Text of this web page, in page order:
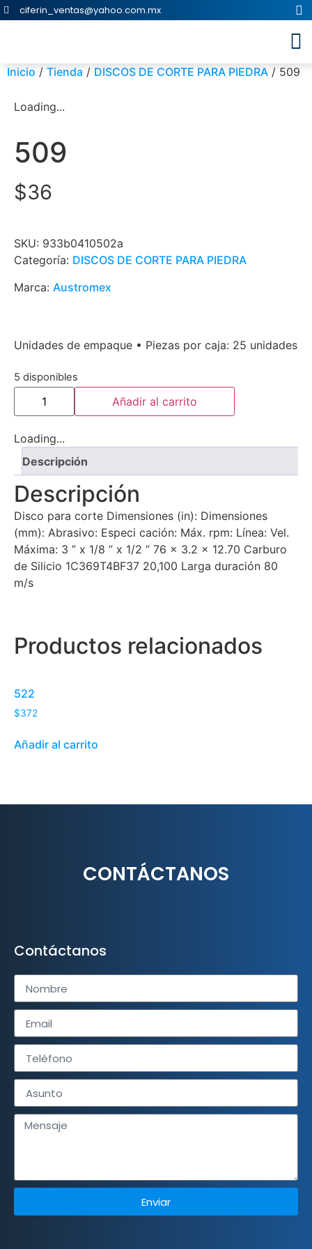
ciferin_ventas@yahoo.com.mx
Inicio / Tienda / DISCOS DE CORTE PARA PIEDRA / 509
Loading...
509
$36
SKU: 933b0410502a
Categoría: DISCOS DE CORTE PARA PIEDRA
Marca: Austromex
Unidades de empaque • Piezas por caja: 25 unidades
5 disponibles
Añadir al carrito
Loading...
Descripción
Descripción
Disco para corte Dimensiones (in): Dimensiones
(mm): Abrasivo: Especi cación: Máx. rpm: Línea: Vel.
Máxima: 3 ” x 1/8 ” x 1/2 ” 76 x 3.2 x 12.70 Carburo
de Silicio 1C369T4BF37 20,100 Larga duración 80
m/s
Productos relacionados
522
$372
Añadir al carrito
CONTÁCTANOS
Contáctanos
Enviar